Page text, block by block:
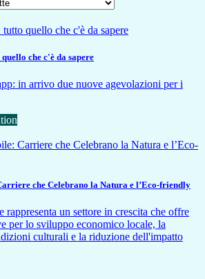
che c'è da sapere
in arrivo due nuove agevolazioni per i
che Celebrano la Natura e l’Eco-friendly
rappresenta un settore in crescita che offre
per lo sviluppo economico locale, la
culturali e la riduzione dell'impatto